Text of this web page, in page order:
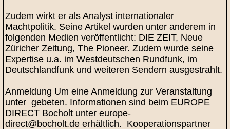
Zudem wirkt er als Analyst internationaler
Machtpolitik. Seine Artikel wurden unter anderem in
folgenden Medien veröffentlicht: DIE ZEIT, Neue
Züricher Zeitung, The Pioneer. Zudem wurde seine
Expertise u.a. im Westdeutschen Rundfunk, im
Deutschlandfunk und weiteren Sendern ausgestrahlt.
Anmeldung Um eine Anmeldung zur Veranstaltung
unter gebeten. Informationen sind beim EUROPE
DIRECT Bocholt unter europe-
direct@bocholt.de erhältlich. Kooperationspartner